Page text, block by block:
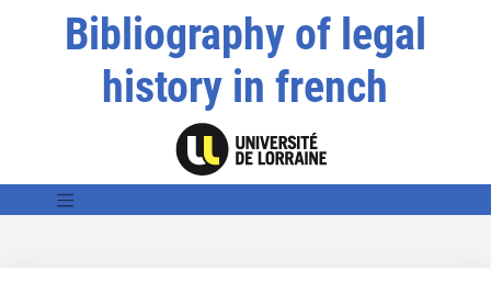
Bibliography of legal
history in french